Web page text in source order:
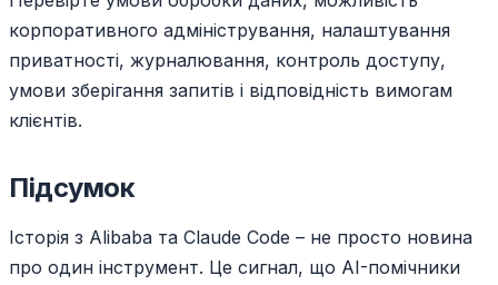
корпоративного адміністрування, налаштування
приватності, журналювання, контроль доступу,
умови зберігання запитів і відповідність вимогам
клієнтів.
Підсумок
Історія з Alibaba та Claude Code – не просто новина
про один інструмент. Це сигнал, що AI-помічники